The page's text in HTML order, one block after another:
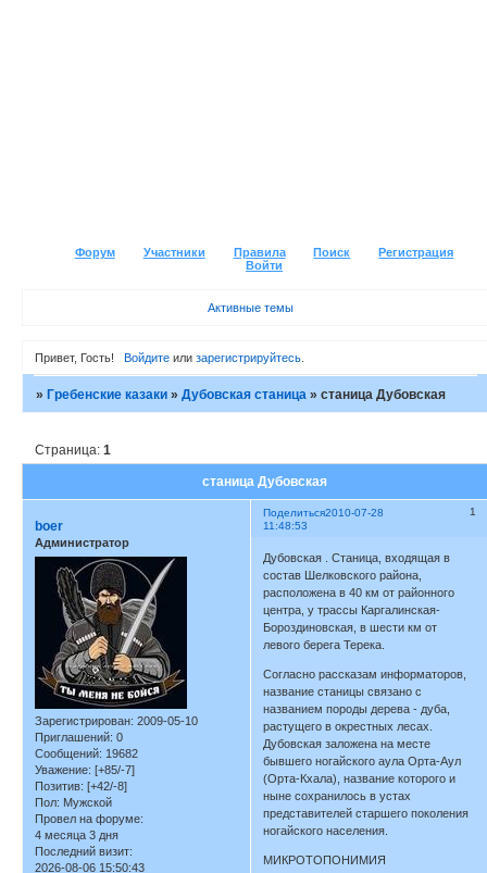
Форум Участники Правила Поиск
Регистрация
Войти
Активные темы
Привет, Гость! Войдитеили зарегистрируйтесь.
»Гребенские казаки »Дубовская станица »станица Дубовская
станица Дубовская
Страница:1
Поделиться 1
2010-07-28
11:48:53
boer
Администратор
Зарегистрирован: 2009-05-10
Приглашений: 0
Сообщений: 19682
Уважение: [+85/-7]
Позитив: [+42/-8]
Пол: Мужской
Провел на форуме:
4 месяца 3 дня
Последний визит:
2026-08-06 15:50:43
Дубовская . Станица, входящая в
состав Шелковского района,
расположена в 40 км от районного
центра, у трассы Каргалинская-
Бороздиновская, в шести км от
левого берега Терека.
Согласно рассказам информаторов,
название станицы связано с
названием породы дерева - дуба,
растущего в окрестных лесах.
Дубовская заложена на месте
бывшего ногайского аула Орта-Аул
(Орта-Кхала), название которого и
ныне сохранилось в устах
представителей старшего поколения
ногайского населения.
МИКРОТОПОНИМИЯ